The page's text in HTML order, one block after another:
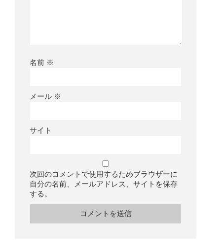
名前 ※
メール ※
サイト
次回のコメントで使用するためブラウザーに
自分の名前、メールアドレス、サイトを保存
する。